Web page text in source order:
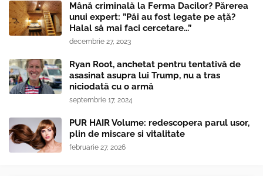
Mână criminală la Ferma Dacilor? Părerea
unui expert: ”Păi au fost legate pe ață?
Halal să mai faci cercetare...”
decembrie 27, 2023
Ryan Root, anchetat pentru tentativă de
asasinat asupra lui Trump, nu a tras
niciodată cu o armă
septembrie 17, 2024
PUR HAIR Volume: redescopera parul usor,
plin de miscare si vitalitate
februarie 27, 2026